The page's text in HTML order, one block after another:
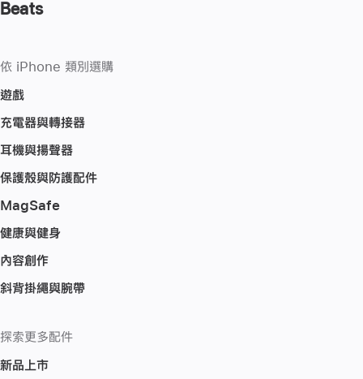
Beats
依 iPhone 類別選購
遊戲
充電器與轉接器
耳機與揚聲器
保護殼與防護配件
MagSafe
健康與健身
內容創作
斜背掛繩與腕帶
探索更多配件
新品上市